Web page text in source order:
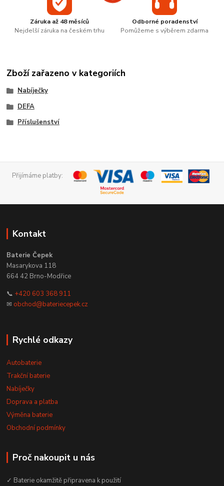
Záruka až 48 měsíců
Nejdelší záruka na českém trhu
Odborné poradenství
Pomůžeme s výběrem zdarma
Zboží zařazeno v kategoriích
Nabíječky
DEFA
Příslušenství
Přijímáme platby:
Kontakt
Baterie Čepek
Masarykova 118
664 42 Brno-Modřice
📞 +420 603 368 911
✉ obchod@bateriecepek.cz
Rychlé odkazy
Autobaterie
Trakční baterie
Nabíječky
Doprava a platba
Výměna baterie
Obchodní podmínky
Proč nakoupit u nás
✓ Baterie okamžitě připravena k použití